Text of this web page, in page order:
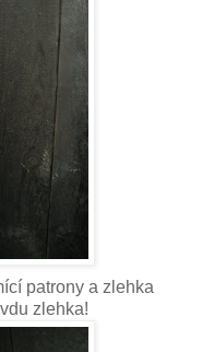
patrony a zlehka
zlehka!